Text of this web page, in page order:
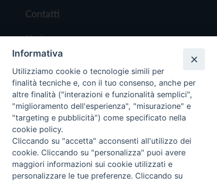
Contatti
Chi Siamo
Redazione
Scrivici
Copyright © 2019 - Tutti i diritti riservati - Vita
Trentina Editrice
Privacy Policy
Informativa
Utilizziamo cookie o tecnologie simili per
finalità tecniche e, con il tuo consenso, anche per
altre finalità ("interazioni e funzionalità semplici",
"miglioramento dell'esperienza", "misurazione" e
"targeting e pubblicità") come specificato nella
cookie policy.
Cliccando su "accetta" acconsenti all'utilizzo dei
cookie. Cliccando su "personalizza" puoi avere
maggiori informazioni sui cookie utilizzati e
personalizzare le tue preferenze. Cliccando su